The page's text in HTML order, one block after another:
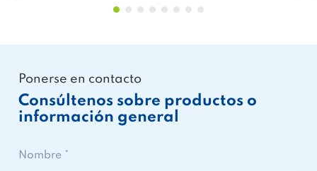
Ponerse en contacto
Consúltenos sobre productos o
información general